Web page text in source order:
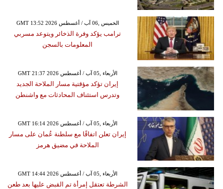
GMT 13:52 2026 الخميس ,06 آب / أغسطس
ترامب يؤكد وفرة الذخائر ويتوعد مسربي
المعلومات بالسجن
GMT 21:37 2026 الأربعاء ,05 آب / أغسطس
إيران تؤكد مؤقتية مسار الملاحة الجديد
وتدرس استئناف المحادثات مع واشنطن
GMT 16:14 2026 الأربعاء ,05 آب / أغسطس
إيران تعلن اتفاقًا مع سلطنة عُمان على مسار
الملاحة في مضيق هرمز
GMT 14:44 2026 الأربعاء ,05 آب / أغسطس
الشرطة تعتقل إمرأة تم القبض عليها بعد طعن